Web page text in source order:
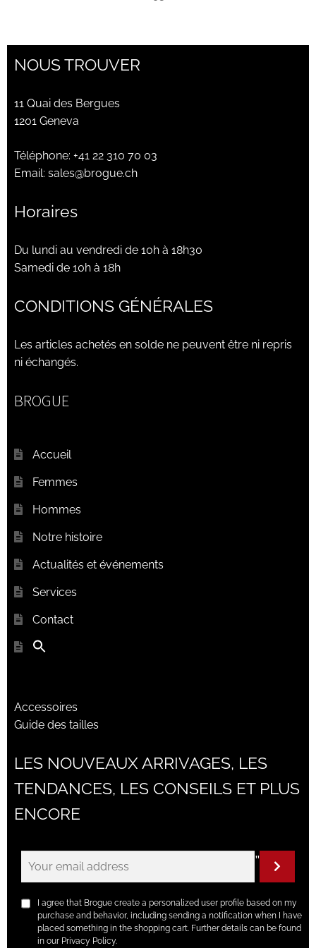
NOUS TROUVER
11 Quai des Bergues
1201 Geneva
Téléphone: +41 22 310 70 03
Email: sales@brogue.ch
Horaires
Du lundi au vendredi de 10h à 18h30
Samedi de 10h à 18h
CONDITIONS GÉNÉRALES
Les articles achetés en solde ne peuvent être ni repris
ni échangés.
BROGUE
Accueil
Femmes
Hommes
Notre histoire
Actualités et événements
Services
Contact
Accessoires
Guide des tailles
LES NOUVEAUX ARRIVAGES, LES
TENDANCES, LES CONSEILS ET PLUS
ENCORE
"
I agree that Brogue create a personalized user profile based on my
purchase and behavior, including sending a notification when I have
placed something in the shopping cart. Further details can be found
in our Privacy Policy.